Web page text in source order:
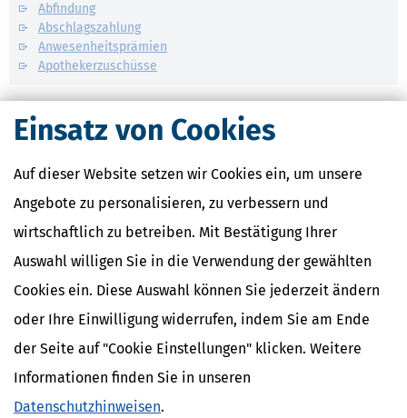
Einsatz von Cookies
Auf dieser Website setzen wir Cookies ein, um unsere
Angebote zu personalisieren, zu verbessern und
wirtschaftlich zu betreiben. Mit Bestätigung Ihrer
Auswahl willigen Sie in die Verwendung der gewählten
Cookies ein. Diese Auswahl können Sie jederzeit ändern
oder Ihre Einwilligung widerrufen, indem Sie am Ende
der Seite auf "Cookie Einstellungen" klicken. Weitere
Informationen finden Sie in unseren
Datenschutzhinweisen.
Abfindung
Abschlagszahlung
Anwesenheitsprämien
Apothekerzuschüsse
Steuertipps